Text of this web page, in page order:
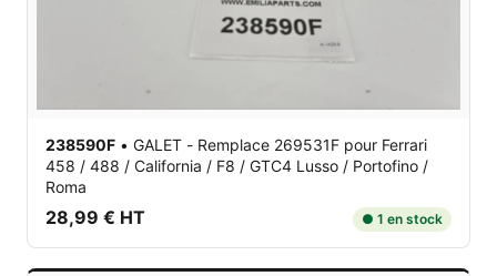
238590F • GALET - Remplace 269531F pour Ferrari
458 / 488 / California / F8 / GTC4 Lusso / Portofino /
Roma
28,99 € HT ● 1 en stock